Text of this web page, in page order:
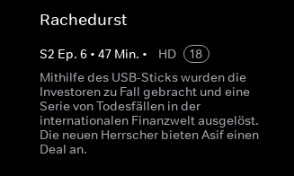
Rachedurst
S2 Ep.6 •47 Min. • HD
18
Mithilfe des USB-Sticks wurden die
Investoren zu Fall gebracht und eine
Serie von Todesfällen in der
internationalen Finanzwelt ausgelöst.
Die neuen Herrscher bieten Asif einen
Deal an.